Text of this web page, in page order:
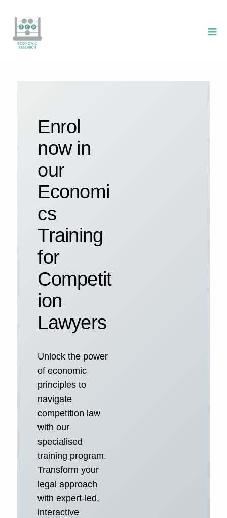
content
Enrol
now in
our
Economi
cs
Training
for
Competit
ion
Lawyers
Unlock the power
of economic
principles to
navigate
competition law
with our
specialised
training program.
Transform your
legal approach
with expert-led,
interactive